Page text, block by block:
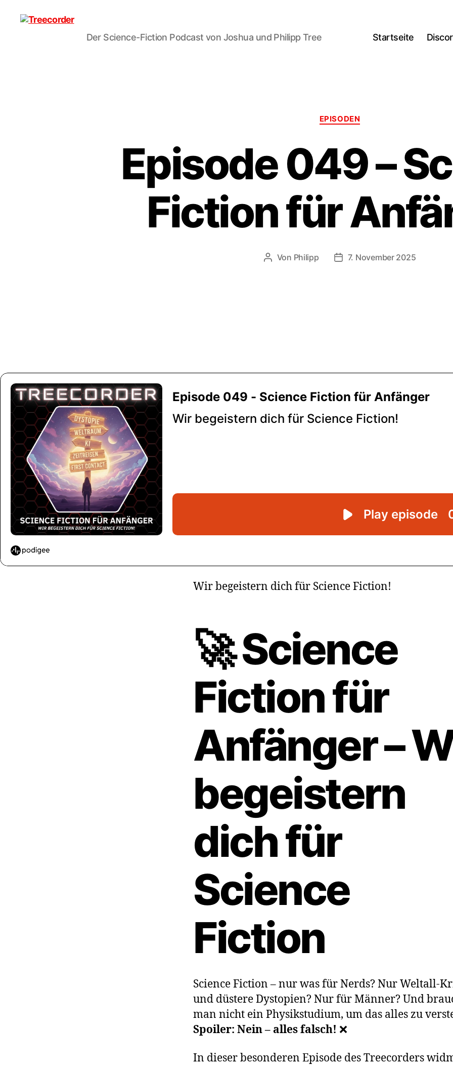
Der Science-Fiction Podcast von Joshua und Philipp Tree Startseite
Kategorien
EPISODEN
Episode 049 –
Fiction für
Beitragsautor
Von Philipp Veröffentlichungsdatum
7. November 2025
Wir begeistern dich für Science Fiction!
🚀 Science
Fiction für
Anfänger –
begeistern
dich für
Science
Fiction
Science Fiction – nur was für Nerds? Nur Weltall-
und düstere Dystopien? Nur für Männer? Und
man nicht ein Physikstudium, um das alles zu
Spoiler: Nein – alles falsch! ❌
In dieser besonderen Episode des Treecorders